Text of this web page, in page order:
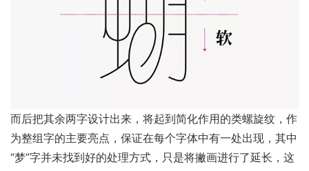
而后把其余两字设计出来，将起到简化作用的类螺旋纹，作
为整组字的主要亮点，保证在每个字体中有一处出现，其中
“梦”字并未找到好的处理方式，只是将撇画进行了延长，这